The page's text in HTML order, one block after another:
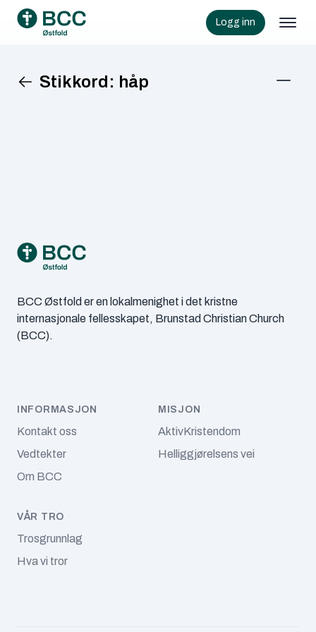
Logg inn
Stikkord: håp
Samlinger
Senior
Ungdom
Vår tro
BCC Østfold er en lokalmenighet i det kristne
internasjonale fellesskapet, Brunstad Christian Church
(BCC).
INFORMASJON
Kontakt oss
Vedtekter
Om BCC
MISJON
AktivKristendom
Helliggjørelsens vei
VÅR TRO
Trosgrunnlag
Hva vi tror